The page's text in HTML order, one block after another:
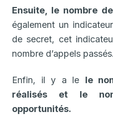
Ensuite, le nombre
également un
de secret, cet
nombre d’appels passés.
Enfin, il y a le le
réalisés et le
opportunités.